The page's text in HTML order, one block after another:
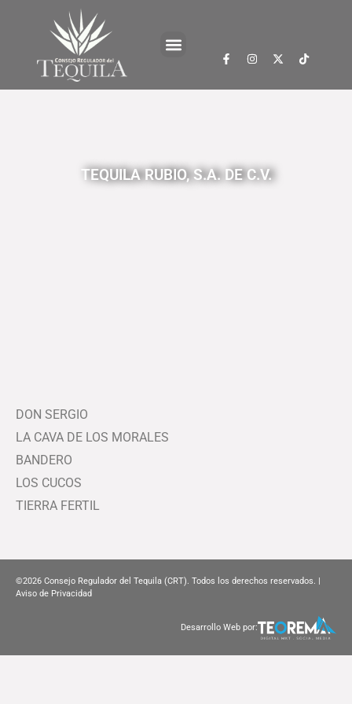
TEQUILA RUBIO, S.A. DE C.V.
DON SERGIO
LA CAVA DE LOS MORALES
BANDERO
LOS CUCOS
TIERRA FERTIL
©2026 Consejo Regulador del Tequila (CRT). Todos los derechos reservados. |
Aviso de Privacidad
Desarrollo Web por: